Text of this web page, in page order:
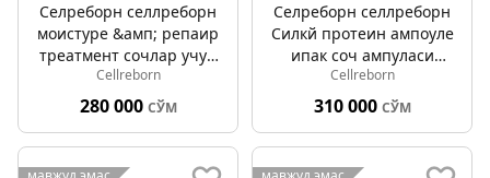
Селреборн cеллреборн
моистуре &амп; репаир
треатмент сочлар учун
немлендириcи 1000мл
Cellreborn
280 000 СЎМ
Селреборн cеллреборн
Силкй протеин ампоуле
ипак соч ампуласи
10мл 5пcс
Cellreborn
310 000 СЎМ